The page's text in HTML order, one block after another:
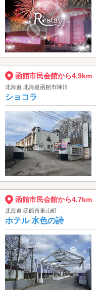
函館市民会館から4.9km
北海道 北海道函館市陣川
ショコラ
函館市民会館から4.7km
北海道 函館市東山町
ホテル 水色の詩